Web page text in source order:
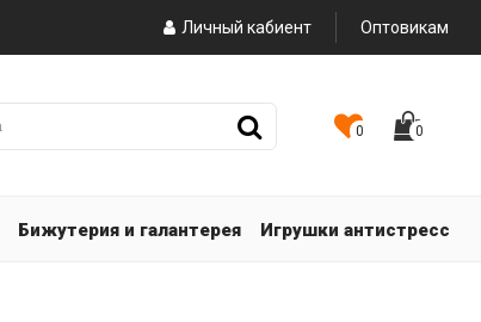
Личный кабиент Оптовикам
0 0
Бижутерия и галантерея Игрушки антистресс